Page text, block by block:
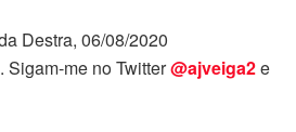
Destra, 06/08/2020
Sigam-me no Twitter@ajveiga2e